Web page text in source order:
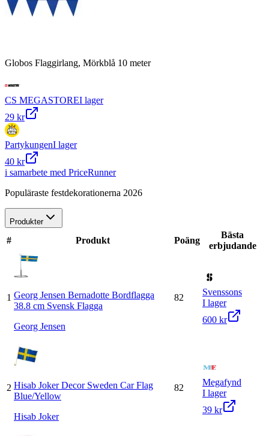
Globos Flaggirlang, Mörkblå 10 meter
CS MEGASTOREI lager
29 kr
PartykungenI lager
40 kr
i samarbete med PriceRunner
Populäraste festdekorationerna 2026
Produkter
# Produkt Poäng
Bästa
erbjudande
1 Georg Jensen Bernadotte Bordflagga
38.8 cm Svensk Flagga
Georg Jensen
82
Svenssons
I lager
600 kr
2 Hisab Joker Decor Sweden Car Flag
Blue/Yellow
Hisab Joker
82
Megafynd
I lager
39 kr